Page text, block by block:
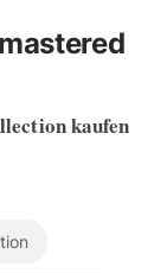
kaufen